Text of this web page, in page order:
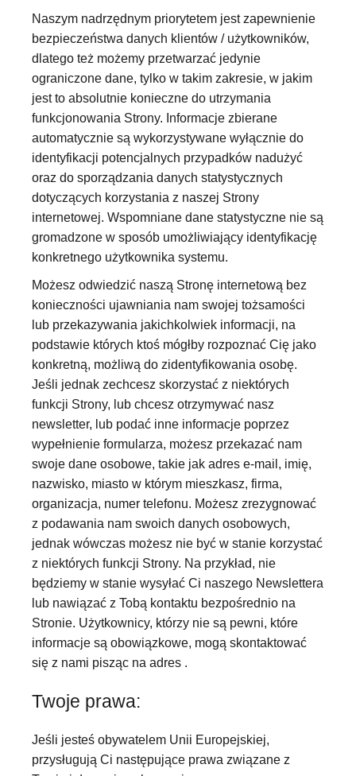
Naszym nadrzędnym priorytetem jest zapewnienie
bezpieczeństwa danych klientów / użytkowników,
dlatego też możemy przetwarzać jedynie
ograniczone dane, tylko w takim zakresie, w jakim
jest to absolutnie konieczne do utrzymania
funkcjonowania Strony. Informacje zbierane
automatycznie są wykorzystywane wyłącznie do
identyfikacji potencjalnych przypadków nadużyć
oraz do sporządzania danych statystycznych
dotyczących korzystania z naszej Strony
internetowej. Wspomniane dane statystyczne nie są
gromadzone w sposób umożliwiający identyfikację
konkretnego użytkownika systemu.
Możesz odwiedzić naszą Stronę internetową bez
konieczności ujawniania nam swojej tożsamości
lub przekazywania jakichkolwiek informacji, na
podstawie których ktoś mógłby rozpoznać Cię jako
konkretną, możliwą do zidentyfikowania osobę.
Jeśli jednak zechcesz skorzystać z niektórych
funkcji Strony, lub chcesz otrzymywać nasz
newsletter, lub podać inne informacje poprzez
wypełnienie formularza, możesz przekazać nam
swoje dane osobowe, takie jak adres e-mail, imię,
nazwisko, miasto w którym mieszkasz, firma,
organizacja, numer telefonu. Możesz zrezygnować
z podawania nam swoich danych osobowych,
jednak wówczas możesz nie być w stanie korzystać
z niektórych funkcji Strony. Na przykład, nie
będziemy w stanie wysyłać Ci naszego Newslettera
lub nawiązać z Tobą kontaktu bezpośrednio na
Stronie. Użytkownicy, którzy nie są pewni, które
informacje są obowiązkowe, mogą skontaktować
się z nami pisząc na adres .
Twoje prawa:
Jeśli jesteś obywatelem Unii Europejskiej,
przysługują Ci następujące prawa związane z